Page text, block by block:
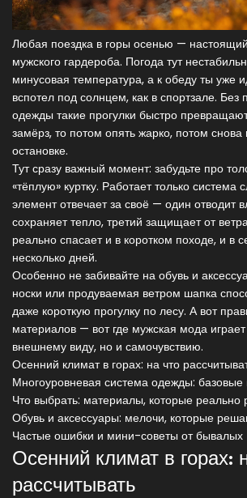
Любая поездка в горы осенью —
мужского гардероба. Погода тут
минусовая температура, а к обеду ты уже
вспотел под солнцем, как в спортзале. Без
одежды такие прогулки быстро
замёрз, то потом опять жарко, потом
остановке.
Тут сразу важный момент: забудьте про
«тёплую» куртку. Работает только система
элемент отвечает за своё — один отводит
сохраняет тепло, третий защищает от
реально спасает и в коротком походе, и в
несколько дней.
Особенно не забивайте на обувь и
носки или продуваемая ветром шапка
даже короткую прогулку по лесу. А вот
материалов — вот где мужская мода
внешнему виду, но и самочувствию.
Осенний климат в горах: на что
Многоуровневая система одежды: базовые
Что выбрать: материалы, которые реально
Обувь и аксессуары: мелочи, которые
Частые ошибки и мини-советы от бывалых
Осенний климат в горах:
рассчитывать